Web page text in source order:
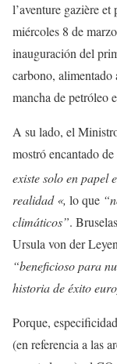
l’aventure gazière
miércoles 8 de
inauguración del
carbono,
mancha de petróleo
A su lado, el
mostró encantado de
existe solo en papel
realidad «, lo que
climáticos”.
Ursula von der
“beneficioso para
historia de éxito
Porque,
(en referencia a las